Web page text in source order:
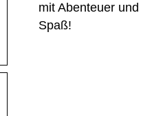
mit Abenteuer und
Spaß!